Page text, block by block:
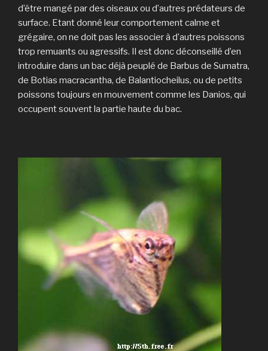
d’être mangé par des oiseaux ou d’autres prédateurs de
surface. Etant donné leur comportement calme et
grégaire, on ne doit pas les associer à d’autres poissons
trop remuants ou agressifs. Il est donc déconseillé d’en
introduire dans un bac déjà peuplé de Barbus de Sumatra,
de Botias macracantha, de Balantiocheilus, ou de petits
poissons toujours en mouvement comme les Danios, qui
occupent souvent la partie haute du bac.